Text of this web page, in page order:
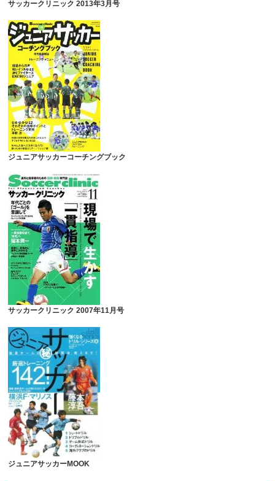
サッカークリニック 2013年3月号
ジュニアサッカーコーチングブック
サッカークリニック 2007年11月号
ジュニアサッカーMOOK